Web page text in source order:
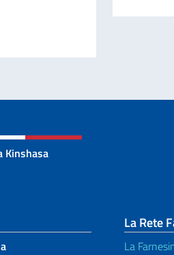
l’assunzione di un impiegato a
Kinshasa
La Rete
La